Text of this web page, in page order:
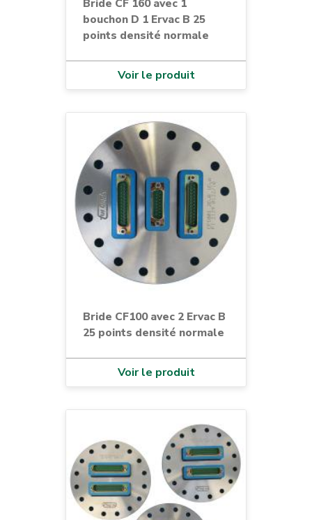
Bride CF 160 avec 1
bouchon D 1 Ervac B 25
points densité normale
Voir le produit
Bride CF100 avec 2 Ervac B
25 points densité normale
Voir le produit